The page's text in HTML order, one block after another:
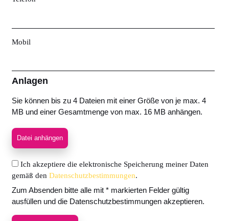
Mobil
Anlagen
Sie können bis zu 4 Dateien mit einer Größe von je max. 4
MB und einer Gesamtmenge von max. 16 MB anhängen.
Datei anhängen
Ich akzeptiere die elektronische Speicherung meiner Daten
gemäß den Datenschutzbestimmungen.
Zum Absenden bitte alle mit * markierten Felder gültig
ausfüllen und die Datenschutzbestimmungen akzeptieren.